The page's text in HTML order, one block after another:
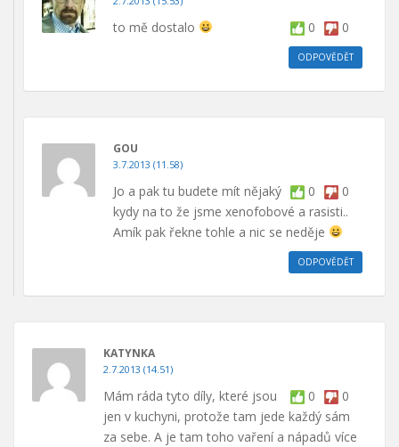
0 0
to mě dostalo
ODPOVĚDĚT
GOU
3.7.2013 (11.58)
0 0
Jo a pak tu budete mít nějaký
kydy na to že jsme xenofobové a rasisti..
Amík pak řekne tohle a nic se neděje
ODPOVĚDĚT
KATYNKA
2.7.2013 (14.51)
0 0
Mám ráda tyto díly, které jsou
jen v kuchyni, protože tam jede každý sám
za sebe. A je tam toho vaření a nápadů více